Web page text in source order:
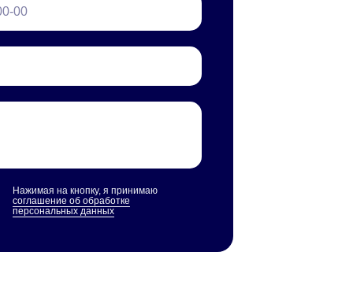
Нажимая на кнопку, я принимаю
соглашение об обработке
персональных данных